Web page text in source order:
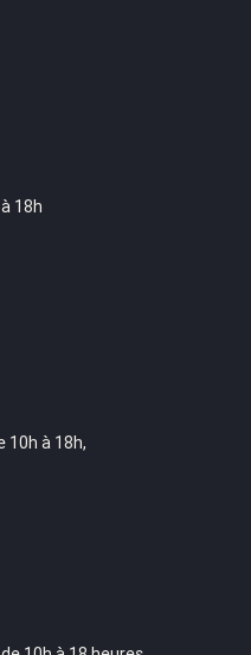
18h
10h à 18h,